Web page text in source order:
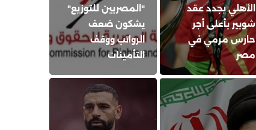
الأهلي يجدد عقد
شوبير بأعلى أجر
حارس مرمي في
مصر
"المصريين للتوزيع"
يشكون ضعف
الرواتب ووقف
التأمينات